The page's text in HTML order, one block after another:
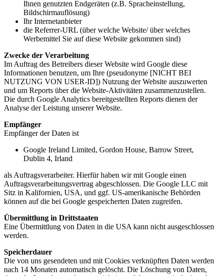
Ihnen genutzten Endgeräten (z.B. Spracheinstellung,
Bildschirmauflösung)
Ihr Internetanbieter
die Referrer-URL (über welche Website/ über welches
Werbemittel Sie auf diese Website gekommen sind)
Zwecke der Verarbeitung
Im Auftrag des Betreibers dieser Website wird Google diese
Informationen benutzen, um Ihre (pseudonyme [NICHT BEI
NUTZUNG VON USER-ID]) Nutzung der Website auszuwerten
und um Reports über die Website-Aktivitäten zusammenzustellen.
Die durch Google Analytics bereitgestellten Reports dienen der
Analyse der Leistung unserer Website.
Empfänger
Empfänger der Daten ist
Google Ireland Limited, Gordon House, Barrow Street,
Dublin 4, Irland
als Auftragsverarbeiter. Hierfür haben wir mit Google einen
Auftragsverarbeitungsvertrag abgeschlossen. Die Google LLC mit
Sitz in Kalifornien, USA, und ggf. US-amerikanische Behörden
können auf die bei Google gespeicherten Daten zugreifen.
Übermittlung in Drittstaaten
Eine Übermittlung von Daten in die USA kann nicht ausgeschlossen
werden.
Speicherdauer
Die von uns gesendeten und mit Cookies verknüpften Daten werden
nach 14 Monaten automatisch gelöscht. Die Löschung von Daten,